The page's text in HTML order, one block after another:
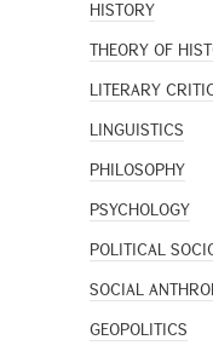
HISTORY
THEORY OF
LITERARY
LINGUISTICS
PHILOSOPHY
PSYCHOLOGY
POLITICAL
SOCIAL
GEOPOLITICS